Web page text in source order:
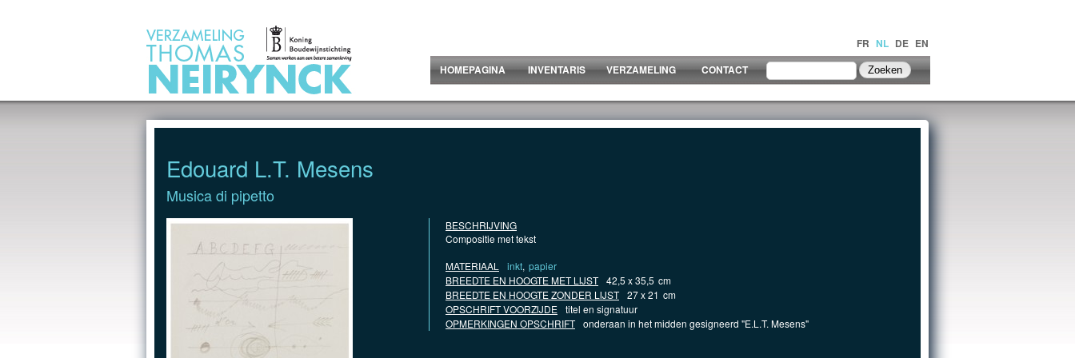
FR NL DE EN
HOMEPAGINA
INVENTARIS VERZAMELING CONTACT
Edouard L.T. Mesens
Musica di pipetto
BESCHRIJVING
Compositie met tekst
MATERIAAL
inkt, papier
BREEDTE EN HOOGTE MET LIJST 42,5 x 35,5 cm
BREEDTE EN HOOGTE ZONDER LIJST 27 x 21 cm
OPSCHRIFT VOORZIJDE titel en signatuur
OPMERKINGEN OPSCHRIFT onderaan in het midden gesigneerd "E.L.T. Mesens"